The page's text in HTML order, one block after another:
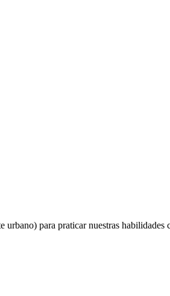
urbano) para praticar nuestras